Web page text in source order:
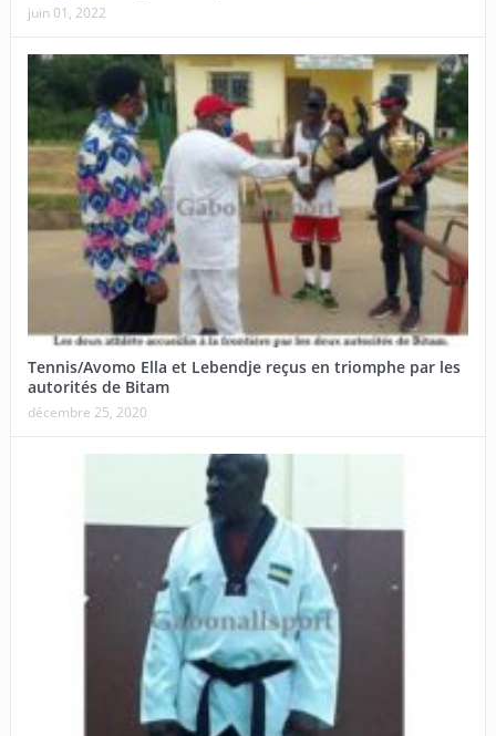
juin 01, 2022
Tennis/Avomo Ella et Lebendje reçus en triomphe par les
autorités de Bitam
décembre 25, 2020